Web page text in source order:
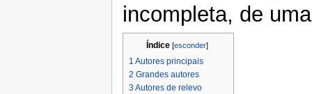
incompleta, de
Índice [esconder]
1 Autores principais
2 Grandes autores
3Autores de relevo